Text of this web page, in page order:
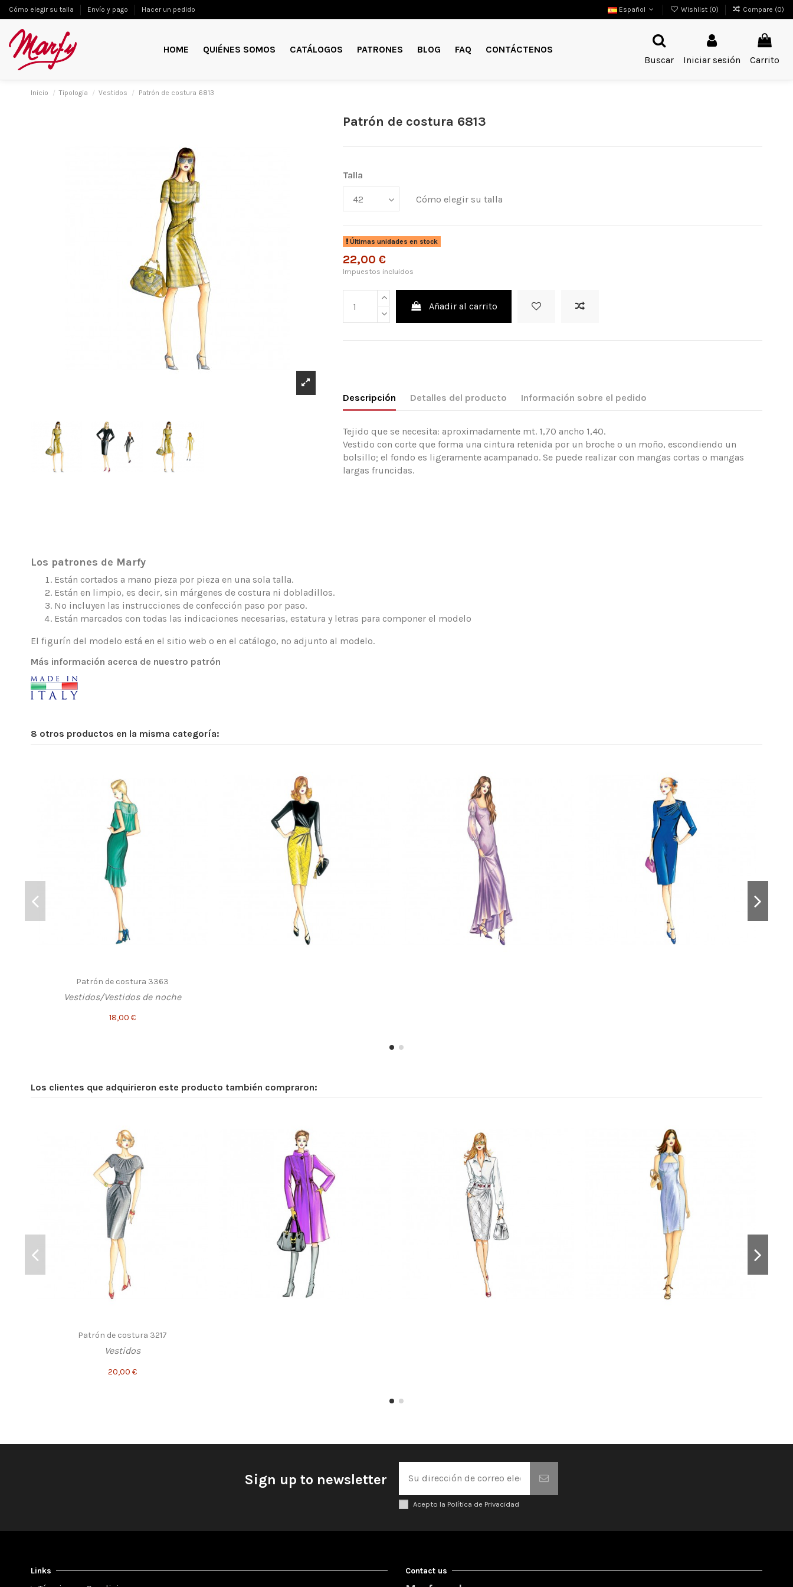
Cómo elegir su talla Envío y pago Hacer un pedido Español Wishlist (0) Compare (0)
HOME QUIÉNES SOMOS CATÁLOGOS PATRONES BLOG FAQ
CONTÁCTENOS
Buscar
Iniciar sesión Carrito
Inicio Tipologia Vestidos Patrón de costura 6813
Patrón de costura 6813
Talla
Cómo elegir su talla
Últimas unidades en stock
22,00 €
Impuestos incluidos
Añadir al carrito
Descripción Detalles del producto Información sobre el pedido
Tejido que se necesita: aproximadamente mt. 1,70 ancho 1,40.
Vestido con corte que forma una cintura retenida por un broche o un moño, escondiendo un
bolsillo; el fondo es ligeramente acampanado. Se puede realizar con mangas cortas o mangas
largas fruncidas.
Los patrones de Marfy
Están cortados a mano pieza por pieza en una sola talla.
Están en limpio, es decir, sin márgenes de costura ni dobladillos.
No incluyen las instrucciones de confección paso por paso.
Están marcados con todas las indicaciones necesarias, estatura y letras para componer el modelo
El figurín del modelo está en el sitio web o en el catálogo, no adjunto al modelo.
Más información acerca de nuestro patrón
8 otros productos en la misma categoría:
Patrón de costura 3363
Vestidos/Vestidos de noche
18,00 €
Los clientes que adquirieron este producto también compraron:
Patrón de costura 3217
Vestidos
20,00 €
Sign up to newsletter
Acepto la Política de Privacidad
Links Contact us